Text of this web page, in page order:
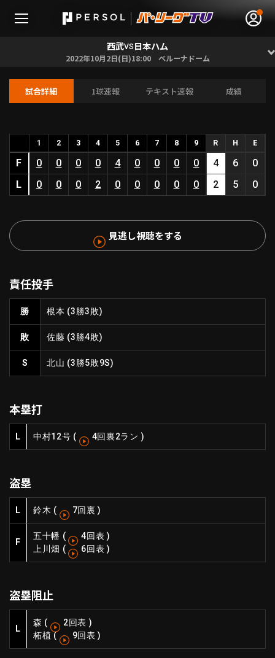
HOME
動画
ファーム東地区
ファーム中地区
ファーム西地区
交流戦
北海道日本ハムファイターズ
東北楽天ゴールデンイーグルス
埼玉西武ライオンズ
千葉ロッテマリーンズ
オリックス・バファローズ
ニュース
設定
利用規約 プライバシーポリシー
運営会社（別ウィンドウで開く）
特定商取引法の表示
西武VS 日本ハム
2022年10月2日(日)18:00 ベルーナドーム
試合詳細 1球速報 テキスト速報 成績
1 2 3 4 5 6 7 8 9 R H E
F 0 0 0 0 4 0 0 0 0 4 6
0
L
0 0 0 2 0 0 0 0 0 2 5 0
見逃し視聴をする
責任投手
勝 根本 (3勝3敗)
敗 佐藤 (3勝4敗)
S 北山 (3勝5敗9S)
本塁打
L 中村12号 ( 4回裏2ラン )
盗塁
L 鈴木 ( 7回裏 )
F
五十幡 ( 4回表 )
上川畑 ( 6回表 )
盗塁阻止
L
森 ( 2回表 )
柘植 ( 9回表 )